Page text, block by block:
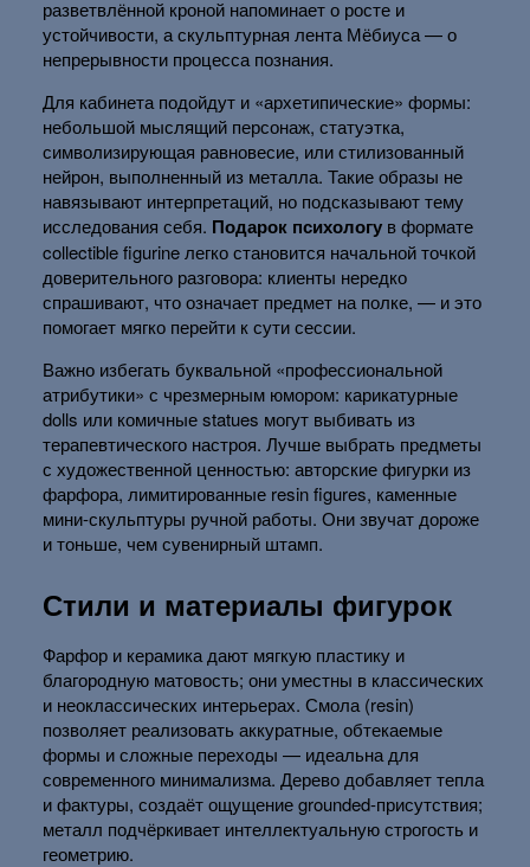
разветвлённой кроной напоминает о росте и
устойчивости, а скульптурная лента Мёбиуса — о
непрерывности процесса познания.
Для кабинета подойдут и «архетипические» формы:
небольшой мыслящий персонаж, статуэтка,
символизирующая равновесие, или стилизованный
нейрон, выполненный из металла. Такие образы не
навязывают интерпретаций, но подсказывают тему
исследования себя. Подарок психологу в формате
collectible figurine легко становится начальной точкой
доверительного разговора: клиенты нередко
спрашивают, что означает предмет на полке, — и это
помогает мягко перейти к сути сессии.
Важно избегать буквальной «профессиональной
атрибутики» с чрезмерным юмором: карикатурные
dolls или комичные statues могут выбивать из
терапевтического настроя. Лучше выбрать предметы
с художественной ценностью: авторские фигурки из
фарфора, лимитированные resin figures, каменные
мини-скульптуры ручной работы. Они звучат дороже
и тоньше, чем сувенирный штамп.
Стили и материалы фигурок
Фарфор и керамика дают мягкую пластику и
благородную матовость; они уместны в классических
и неоклассических интерьерах. Смола (resin)
позволяет реализовать аккуратные, обтекаемые
формы и сложные переходы — идеальна для
современного минимализма. Дерево добавляет тепла
и фактуры, создаёт ощущение grounded-присутствия;
металл подчёркивает интеллектуальную строгость и
геометрию.